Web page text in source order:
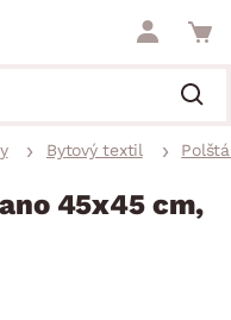
Bytový textil
45x45 cm,